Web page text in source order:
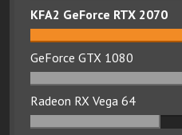
KFA2 GeForce RTX 2070
GeForce GTX 1080
Radeon RX Vega 64